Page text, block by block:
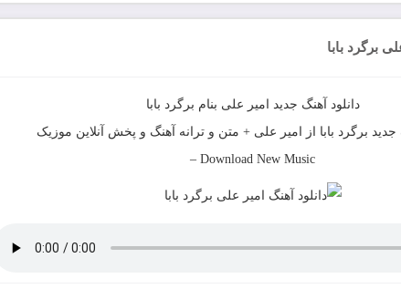
برگرد بابا
دانلود آهنگ جدید امیر علی بنام برگرد بابا
جدید برگرد بابا از امیر علی + متن و ترانه آهنگ و پخش آنلاین موزیک
Download New Music
–